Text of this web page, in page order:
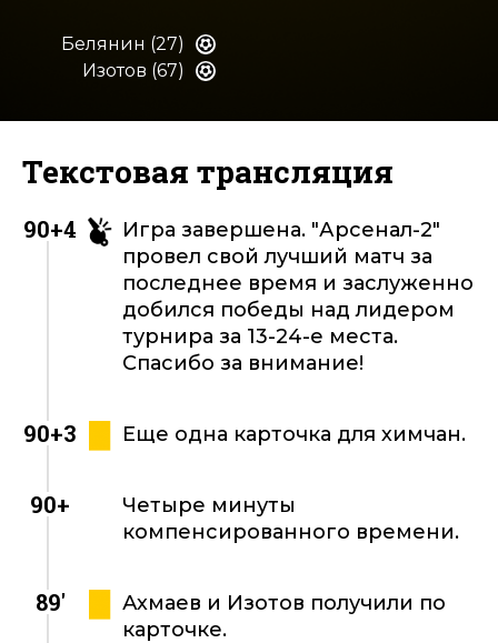
Белянин (27)
Изотов (67)
Текстовая трансляция
90+4
Игра завершена. "Арсенал-2"
провел свой лучший матч за
последнее время и заслуженно
добился победы над лидером
турнира за 13-24-е места.
Спасибо за внимание!
90+3 Еще одна карточка для химчан.
90+
Четыре минуты
компенсированного времени.
89'
Ахмаев и Изотов получили по
карточке.